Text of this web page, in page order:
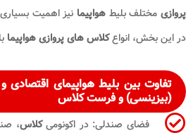
پروازیمختلف بلیط هواپیما نیز اهمیت
در این بخش، انواعکلاس های پروازی هواپیما
تفاوت بین بلیط هواپیمای اقتصادی
(بیزینسی) و فرست کلاس
فضای صندلی: در اکونومیکلاس،